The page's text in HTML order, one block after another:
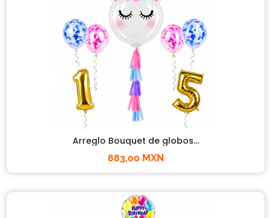
Arreglo Bouquet de globos...
883,00 MXN